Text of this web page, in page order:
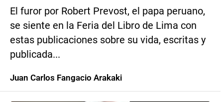
El furor por Robert Prevost, el papa peruano,
se siente en la Feria del Libro de Lima con
estas publicaciones sobre su vida, escritas y
publicada...
Juan Carlos Fangacio Arakaki